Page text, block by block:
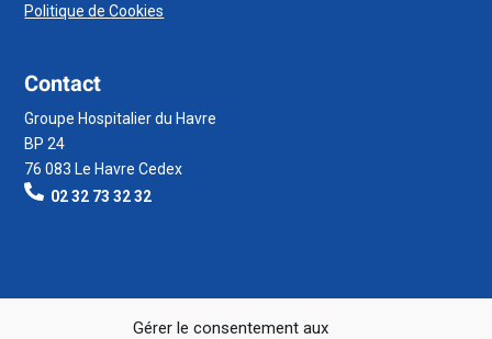
Gérer le consentement aux
Politique de Cookies
Contact
Groupe Hospitalier du Havre
BP 24
76 083 Le Havre Cedex
02 32 73 32 32